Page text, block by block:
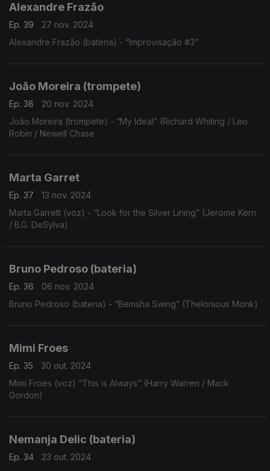
Alexandre Frazão
Ep. 39
27 nov. 2024
Alexandre Frazão (bateria) - “Improvisação #3”
João Moreira (trompete)
Ep. 38
20 nov. 2024
João Moreira (trompete) - “My Ideal” (Richard Whiting / Leo
Robin / Newell Chase
Marta Garret
Ep. 37
13 nov. 2024
Marta Garrett (voz) - “Look for the Silver Lining” (Jerome Kern
/ B.G. DeSylva)
Bruno Pedroso (bateria)
Ep. 36
06 nov. 2024
Bruno Pedroso (bateria) - “Bemsha Swing” (Thelonious Monk)
Mimi Froes
Ep. 35
30 out. 2024
Mimi Froes (voz) “This is Always” (Harry Warren / Mack
Gordon)
Nemanja Delic (bateria)
Ep. 34
23 out. 2024